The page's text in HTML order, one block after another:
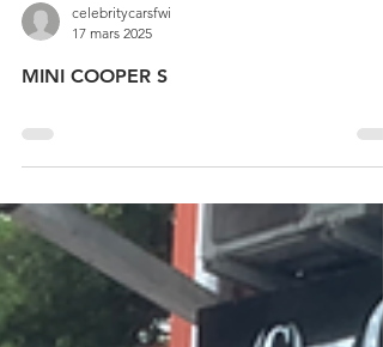
celebritycarsfwi
17 mars 2025
MINI COOPER S